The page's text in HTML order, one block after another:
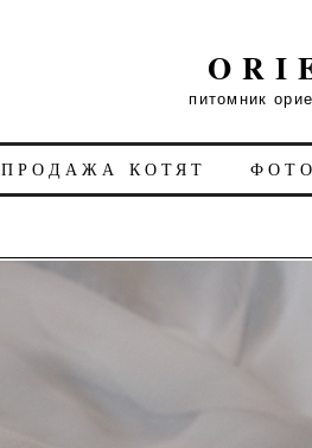
питомник
ПРОДАЖА КОТЯТ